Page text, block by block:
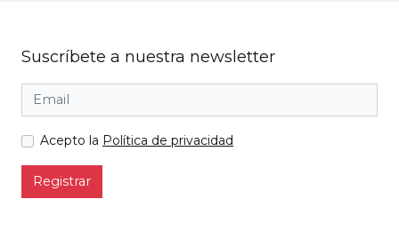
Suscríbete a nuestra newsletter
Acepto la Política de privacidad
Registrar